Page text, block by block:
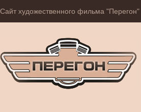
Сайт художественного фильма "Перегон"